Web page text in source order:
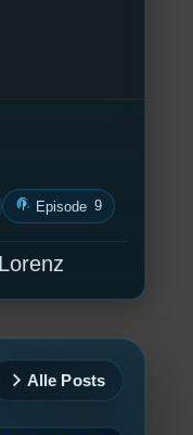
podcasts Episode 9
Alle Posts